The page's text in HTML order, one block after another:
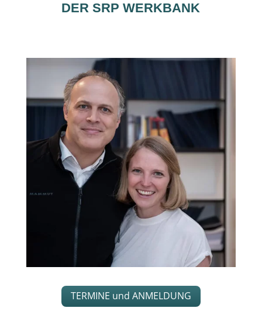
DER SRP WERKBANK
TERMINE und ANMELDUNG